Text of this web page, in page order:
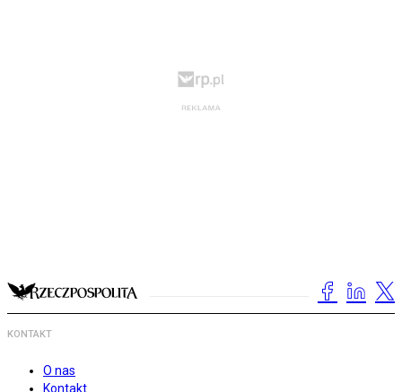
KONTAKT
O nas
Kontakt